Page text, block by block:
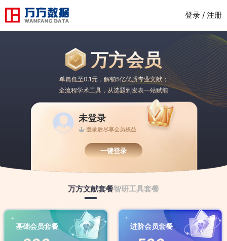
登录 / 注册
万方会员
单篇低至0.1元，解锁5亿优质专业文献；
全流程学术工具，从选题到发表一站赋能
未登录
登录后尽享会员权益
一键登录
万方文献套餐智研工具套餐
基础会员套餐 进阶会员套餐